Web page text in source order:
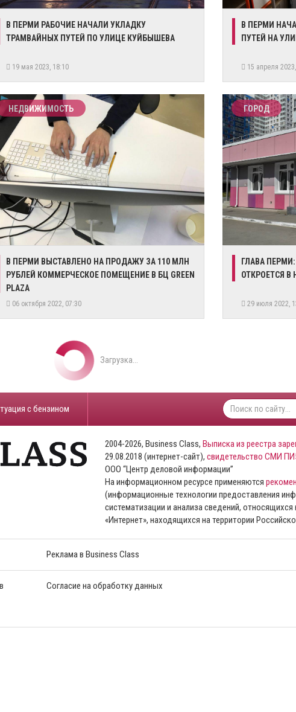
В ПЕРМИ РАБОЧИЕ НАЧАЛИ УКЛАДКУ
ТРАМВАЙНЫХ ПУТЕЙ ПО УЛИЦЕ КУЙБЫШЕВА
19 мая 2023, 18:10
В ПЕРМИ
ПУТЕЙ НА
15 апреля
НЕДВИЖИМОСТЬ
​В ПЕРМИ ВЫСТАВЛЕНО НА ПРОДАЖУ ЗА 110 МЛН
РУБЛЕЙ КОММЕРЧЕСКОЕ ПОМЕЩЕНИЕ В БЦ GREEN
PLAZA
06 октября 2022, 07:30
ГОРОД
​ГЛАВА
ОТКРОЕТСЯ В
29 июля 2022,
Загрузка...
с бензином
2004-2026, Business Class, Выписка из реестра
29.08.2018 (интернет-сайт), свидетельство СМИ
ООО “Центр деловой информации”
На информационном ресурсе применяются
(информационные технологии предоставления
систематизации и анализа сведений,
«Интернет», находящихся на территории
Реклама в Business Class
Согласие на обработку данных